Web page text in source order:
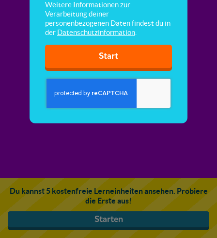
Du kannst 5 kostenfreie Lerneinheiten ansehen. Probiere
die Erste aus!
Starten
Weitere Informationen zur
Verarbeitung deiner
personenbezogenen Daten findest du in
der Datenschutzinformation
Start